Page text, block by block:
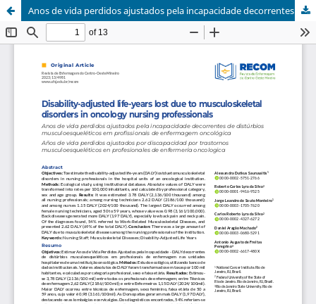
Anos de vida perdidos ajustados pela incapacidade decorrentes de distúrbios musculoesqueléticos em profissionais de enfermagem oncológica